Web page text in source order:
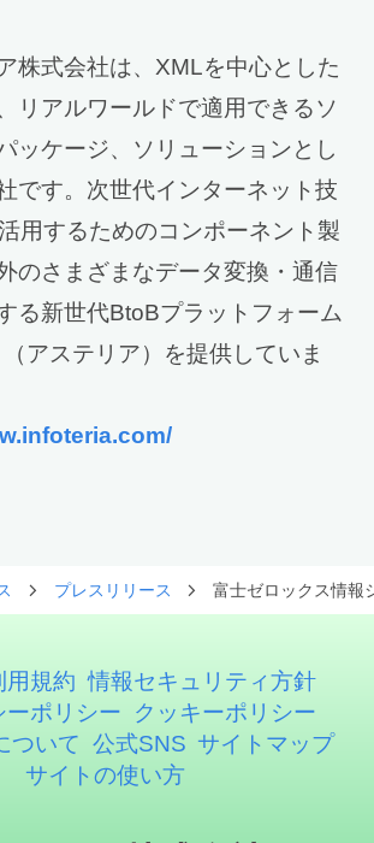
株式会社は、XMLを中心とした
リアルワールドで適用できるソ
ッケージ、ソリューションとし
です。次世代インターネット技
用するためのコンポーネント製
のさまざまなデータ変換・通信
る新世代BtoBプラットフォーム
（アステリア）を提供していま
プレスリリース 富士ゼロックス情報
用規約 情報セキュリティ方針
ーポリシー
クッキーポリシー
ついて 公式SNS サイトマップ
サイトの使い方